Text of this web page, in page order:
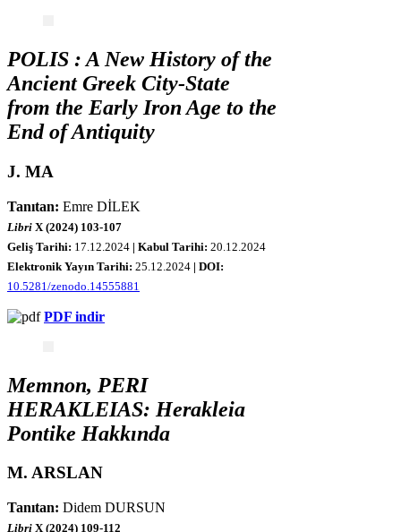
POLIS : A New History of the
Ancient Greek City-State
from the Early Iron Age to the
End of Antiquity
J. MA
Tanıtan: Emre DİLEK
Libri X (2024) 103-107
Geliş Tarihi: 17.12.2024 | Kabul Tarihi: 20.12.2024
Elektronik Yayın Tarihi: 25.12.2024 | DOI:
10.5281/zenodo.14555881
PDF indir
Memnon, PERI
HERAKLEIAS: Herakleia
Pontike Hakkında
M. ARSLAN
Tanıtan: Didem DURSUN
Libri X (2024) 109-112